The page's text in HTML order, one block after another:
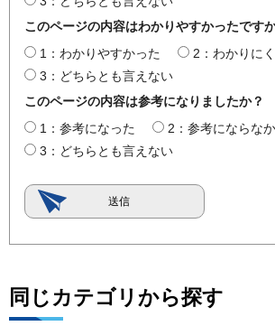
このページの内容はわかりやすかったです
1：わかりやすかった
2：わかりに
3：どちらとも言えない
このページの内容は参考になりましたか？
1：参考になった
2：参考にならな
3：どちらとも言えない
同じカテゴリから探す